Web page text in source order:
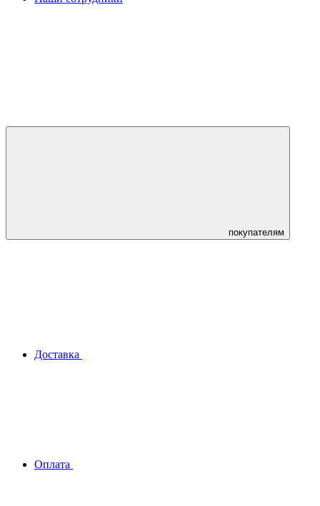
покупателям
Доставка
Оплата